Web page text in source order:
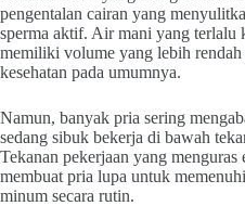
pengentalan cairan yang
sperma aktif. Air mani yang terlalu
memiliki volume yang lebih rendah
kesehatan pada umumnya.
Namun, banyak pria sering
sedang sibuk bekerja di bawah
Tekanan pekerjaan yang menguras
membuat pria lupa untuk
minum secara rutin.